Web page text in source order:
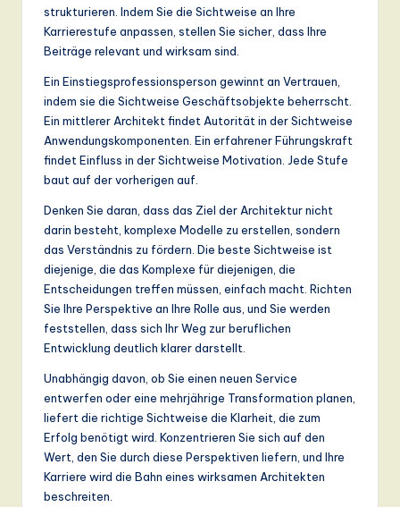
strukturieren. Indem Sie die Sichtweise an Ihre
Karrierestufe anpassen, stellen Sie sicher, dass Ihre
Beiträge relevant und wirksam sind.
Ein Einstiegsprofessionsperson gewinnt an Vertrauen,
indem sie die Sichtweise Geschäftsobjekte beherrscht.
Ein mittlerer Architekt findet Autorität in der Sichtweise
Anwendungskomponenten. Ein erfahrener Führungskraft
findet Einfluss in der Sichtweise Motivation. Jede Stufe
baut auf der vorherigen auf.
Denken Sie daran, dass das Ziel der Architektur nicht
darin besteht, komplexe Modelle zu erstellen, sondern
das Verständnis zu fördern. Die beste Sichtweise ist
diejenige, die das Komplexe für diejenigen, die
Entscheidungen treffen müssen, einfach macht. Richten
Sie Ihre Perspektive an Ihre Rolle aus, und Sie werden
feststellen, dass sich Ihr Weg zur beruflichen
Entwicklung deutlich klarer darstellt.
Unabhängig davon, ob Sie einen neuen Service
entwerfen oder eine mehrjährige Transformation planen,
liefert die richtige Sichtweise die Klarheit, die zum
Erfolg benötigt wird. Konzentrieren Sie sich auf den
Wert, den Sie durch diese Perspektiven liefern, und Ihre
Karriere wird die Bahn eines wirksamen Architekten
beschreiten.